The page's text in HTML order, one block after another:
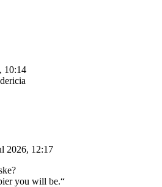
10:14
2026, 12:17
you will be.“